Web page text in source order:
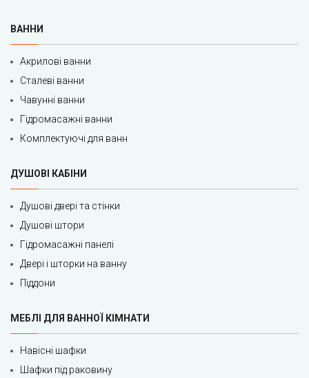
ВАННИ
Акрилові ванни
Сталеві ванни
Чавунні ванни
Гідромасажні ванни
Комплектуючі для ванн
ДУШОВІ КАБІНИ
Душові двері та стінки
Душові штори
Гідромасажні панелі
Двері і шторки на ванну
Піддони
МЕБЛІ ДЛЯ ВАННОЇ КІМНАТИ
Навісні шафки
Шафки під раковину